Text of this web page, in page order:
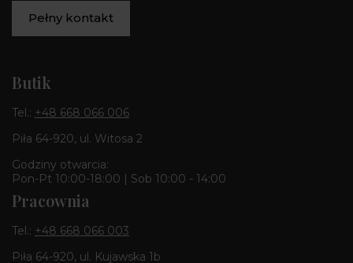
Pełny kontakt
Butik
Tel.: +48 668 066 006
Piła 64-920, ul. Witosa 2
Godziny otwarcia:
Pon-Pt 10:00-18:00 | Sob 10:00 - 14:00
Pracownia
Tel.: +48 668 066 003
Piła 64-920, ul. Kujawska 1b